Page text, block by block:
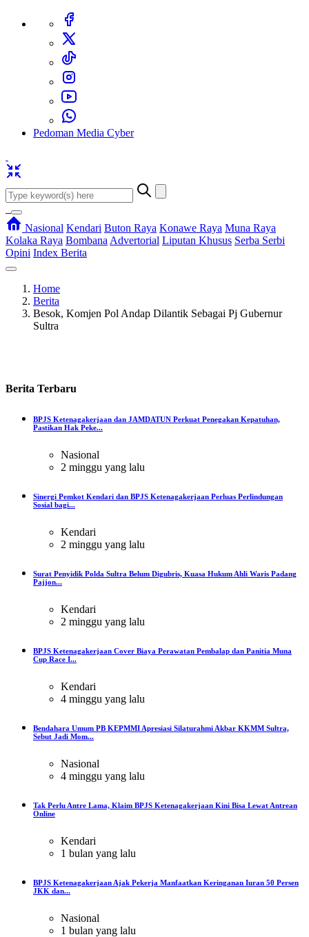
Pedoman Media Cyber
Nasional Kendari Buton Raya Konawe Raya Muna Raya
Kolaka Raya Bombana Advertorial Liputan Khusus Serba Serbi
Opini Index Berita
Home
Berita
Besok, Komjen Pol Andap Dilantik Sebagai Pj Gubernur
Sultra
Berita Terbaru
BPJS Ketenagakerjaan dan JAMDATUN Perkuat Penegakan Kepatuhan,
Pastikan Hak Peke...
Nasional
2 minggu yang lalu
Sinergi Pemkot Kendari dan BPJS Ketenagakerjaan Perluas Perlindungan
Sosial bagi...
Kendari
2 minggu yang lalu
Surat Penyidik Polda Sultra Belum Digubris, Kuasa Hukum Ahli Waris Padang
Pajjon...
Kendari
2 minggu yang lalu
BPJS Ketenagakerjaan Cover Biaya Perawatan Pembalap dan Panitia Muna
Cup Race I...
Kendari
4 minggu yang lalu
Bendahara Umum PB KEPMMI Apresiasi Silaturahmi Akbar KKMM Sultra,
Sebut Jadi Mom...
Nasional
4 minggu yang lalu
Tak Perlu Antre Lama, Klaim BPJS Ketenagakerjaan Kini Bisa Lewat Antrean
Online
Kendari
1 bulan yang lalu
BPJS Ketenagakerjaan Ajak Pekerja Manfaatkan Keringanan Iuran 50 Persen
JKK dan...
Nasional
1 bulan yang lalu